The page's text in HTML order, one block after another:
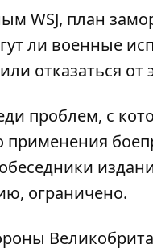
WSJ, план
ли военные
отказаться от
проблем, с
применения
ограничено.